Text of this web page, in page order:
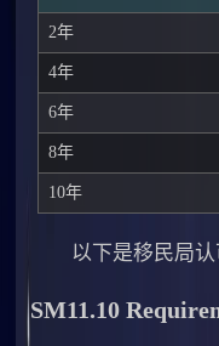
2年
4年
6年
8年
10年
以下是移民局认
SM11.10